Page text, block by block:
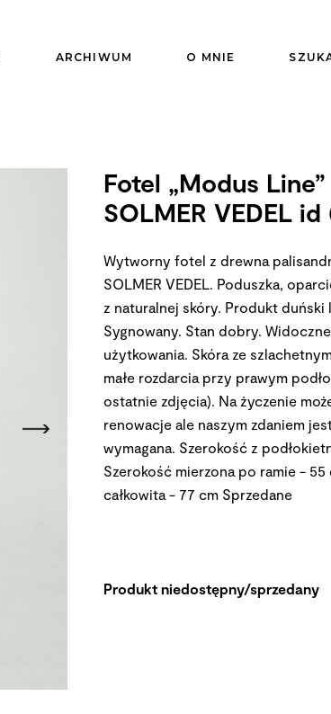
ARCHIWUM O MNIE
Fotel „Modus
SOLMER VEDEL id
Wytworny fotel z drewna
SOLMER VEDEL. Poduszka,
z naturalnej skóry. Produkt
Sygnowany. Stan dobry.
użytkowania. Skóra ze
małe rozdarcia przy prawym
ostatnie zdjęcia). Na życzenie
renowacje ale naszym zdaniem
wymagana. Szerokość z
Szerokość mierzona po ramie -
całkowita - 77 cm Sprzedane
Produkt niedostępny/sprzedany